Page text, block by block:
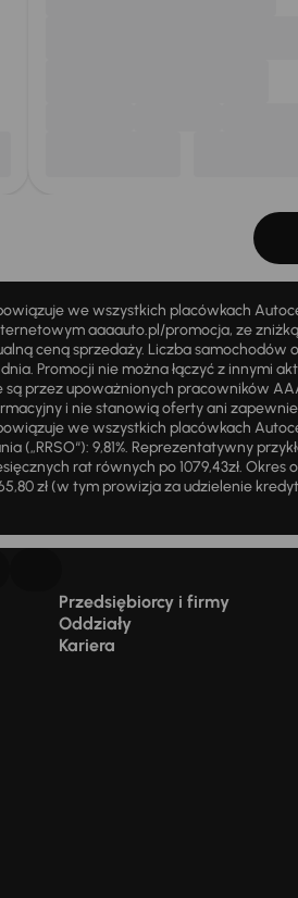
we wszystkich placówkach
aaaauto.pl/promocja, ze
ceną sprzedaży. Liczba
Promocji nie można łączyć z
przez upoważnionych pracowników
i nie stanowią oferty ani
we wszystkich placówkach
(„RRSO“): 9,81%. Reprezentatywny
rat równych po 1079,43zł.
zł (w tym prowizja za udzielenie
Przedsiębiorcy i firmy
Oddziały
Kariera